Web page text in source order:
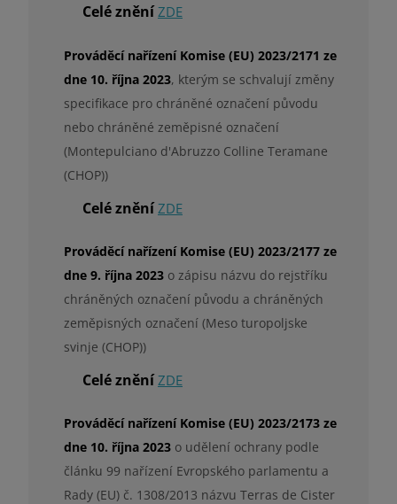
Celé zněníZDE
Prováděcí nařízení Komise (EU) 2023/2171 ze
dne 10. října 2023, kterým se schvalují změny
specifikace pro chráněné označení původu
nebo chráněné zeměpisné označení
(Montepulciano d'Abruzzo Colline Teramane
(CHOP))
Celé zněníZDE
Prováděcí nařízení Komise (EU) 2023/2177 ze
dne 9. října 2023 o zápisu názvu do rejstříku
chráněných označení původu a chráněných
zeměpisných označení (Meso turopoljske
svinje (CHOP))
Celé zněníZDE
Prováděcí nařízení Komise (EU) 2023/2173 ze
dne 10. října 2023 o udělení ochrany podle
článku 99 nařízení Evropského parlamentu a
Rady (EU) č. 1308/2013 názvu Terras de Cister